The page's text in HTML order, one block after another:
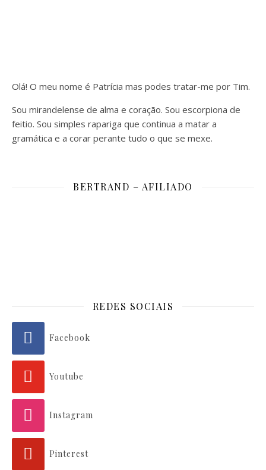
Olá! O meu nome é Patrícia mas podes tratar-me por Tim.
Sou mirandelense de alma e coração. Sou escorpiona de
feitio. Sou simples rapariga que continua a matar a
gramática e a corar perante tudo o que se mexe.
BERTRAND – AFILIADO
REDES SOCIAIS
Facebook
Youtube
Instagram
Pinterest